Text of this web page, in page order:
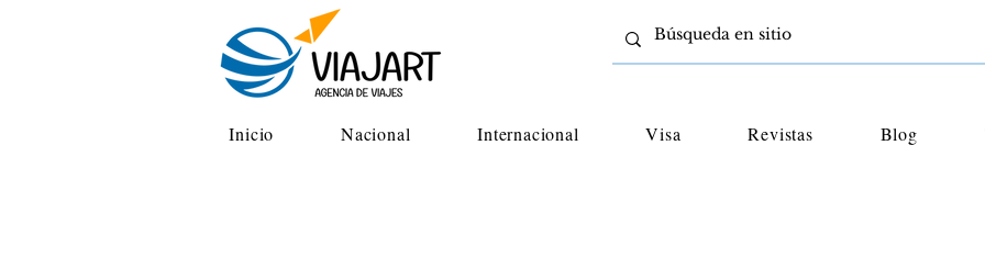
Inicio Nacional Internacional Visa Revistas Blog